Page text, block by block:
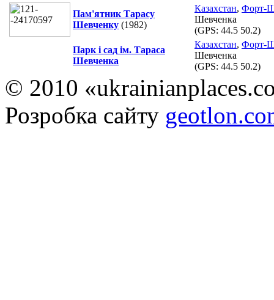
Пам'ятник Тарасу
Шевченку (1982)
Казахстан, Форт-
Шевченка
(GPS: 44.5 50.2)
Парк і сад ім. Тараса
Шевченка
Казахстан, Форт-
Шевченка
(GPS: 44.5 50.2)
© 2010
Розробка сайту